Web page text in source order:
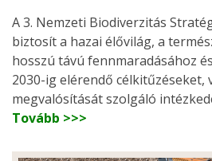
A 3. Nemzeti Biodiverzitás
biztosít a hazai élővilág, a
hosszú távú fennmaradásához
2030-ig elérendő célkitűzéseket,
megvalósítását szolgáló
Tovább >>>